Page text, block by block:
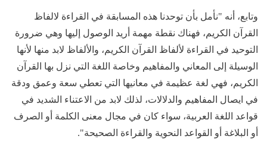
وتابع، أنه "نأمل بأن توحدنا هذه المسابقة في القراءة لالفاظ
القرآن الكريم، فهناك نقطة مهمة أريد الوصول إليها وهي ضرورة
التوحيد في القراءة لألفاظ القرآن الكريم، والألفاظ لابد منها لأنها
الوسيلة إلى المعاني والمفاهيم وخاصة اللغة التي نزل بها القرآن
الكريم، فهي لغة عظيمة في معانيها التي تعطي سعة وعمق ودقة
في ايصال المفاهيم والدلالات، لذلك لابد من الاعتناء الشديد في
قواعد اللغة العربية، سواء كان في مجال معنى الكلمة أو الصرف
أو البلاغة أو القواعد النحوية والقراءة الصحيحة".